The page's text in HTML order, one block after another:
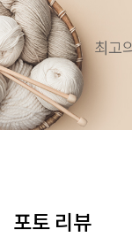
포토 리뷰